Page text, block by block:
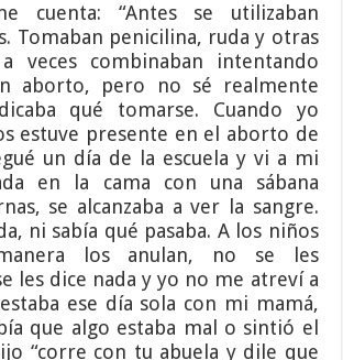
cuenta: “Antes se utilizaban
Tomaban penicilina, ruda y otras
veces combinaban intentando
aborto, pero no sé realmente
qué tomarse. Cuando yo
estuve presente en el aborto de
un día de la escuela y vi a mi
en la cama con una sábana
se alcanzaba a ver la sangre.
ni sabía qué pasaba. A los niños
los anulan, no se les
les dice nada y yo no me atreví a
ese día sola con mi mamá,
que algo estaba mal o sintió el
“corre con tu abuela y dile que